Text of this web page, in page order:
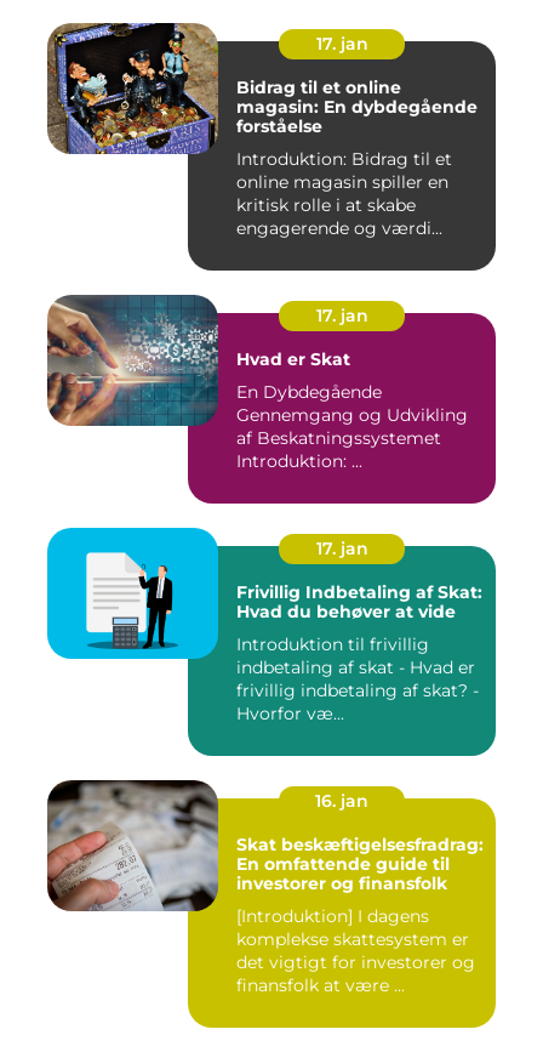
17. jan
Bidrag til et online
magasin: En dybdegående
forståelse
Introduktion: Bidrag til et
online magasin spiller en
kritisk rolle i at skabe
engagerende og værdi...
17. jan
Hvad er Skat
En Dybdegående
Gennemgang og Udvikling
af Beskatningssystemet
Introduktion: ...
17. jan
Frivillig Indbetaling af Skat:
Hvad du behøver at vide
Introduktion til frivillig
indbetaling af skat - Hvad er
frivillig indbetaling af skat? -
Hvorfor væ...
16. jan
Skat beskæftigelsesfradrag:
En omfattende guide til
investorer og finansfolk
[Introduktion] I dagens
komplekse skattesystem er
det vigtigt for investorer og
finansfolk at være ...